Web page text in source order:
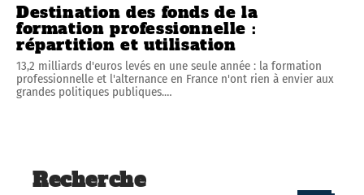
Destination des fonds de la
formation professionnelle :
répartition et utilisation
13,2 milliards d'euros levés en une seule année : la formation
professionnelle et l'alternance en France n'ont rien à envier aux
grandes politiques publiques.…
Recherche